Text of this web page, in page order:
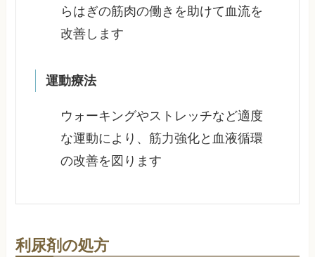
らはぎの筋肉の働きを助けて血流を
改善します
運動療法
ウォーキングやストレッチなど適度
な運動により、筋力強化と血液循環
の改善を図ります
利尿剤の処方